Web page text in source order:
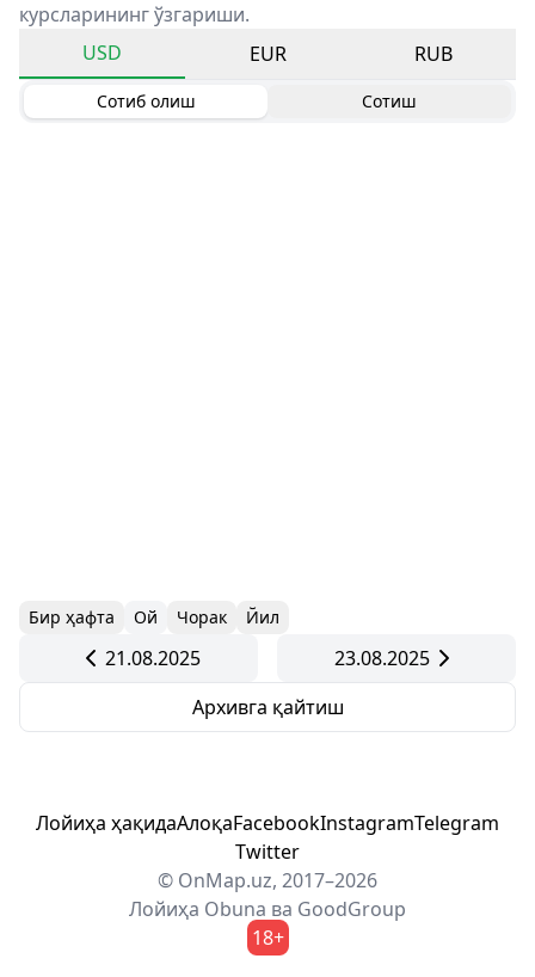
курсларининг ўзгариши.
USD
EUR RUB
Сотиб олиш Сотиш
Бир ҳафта Ой Чорак Йил
21.08.2025
23.08.2025
Архивга қайтиш
Лойиҳа ҳақидаАлоқаFacebookInstagramTelegram
Twitter
© OnMap.uz, 2017–2026
Лойиҳа Obuna ва GoodGroup
18+